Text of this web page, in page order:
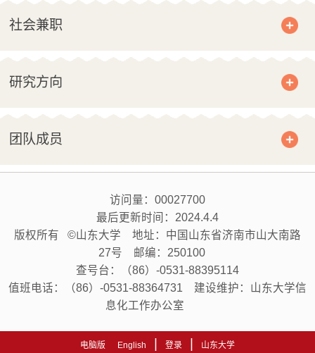
社会兼职
研究方向
团队成员
访问量： 00027700
最后更新时间： 2024.4.4
版权所有 ©山东大学 地址：中国山东省济南市山大南路
27号 邮编：250100
查号台：（86）-0531-88395114
值班电话：（86）-0531-88364731 建设维护：山东大学信
息化工作办公室
电脑版 English | 登录 | 山东大学